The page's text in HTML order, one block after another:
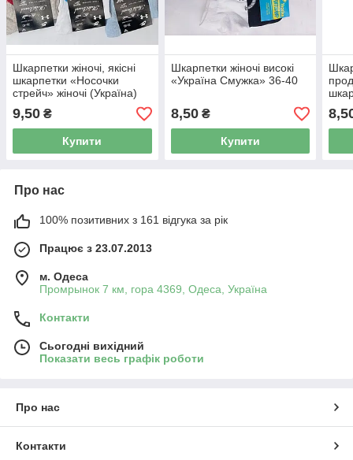
Шкарпетки жіночі, якісні
шкарпетки «Носочки
стрейч» жіночі (Україна)
9,50 ₴
Купити
Шкарпетки жіночі високі
«Україна Смужка» 36-40
8,50₴
Купити
Про нас
100% позитивних з 161 відгука за рік
Працює з 23.07.2013
м. Одеса
Промрынок 7 км, гора 4369, Одеса, Україна
Контакти
Сьогодні вихідний
Показати весь графік роботи
Про нас
Контакти